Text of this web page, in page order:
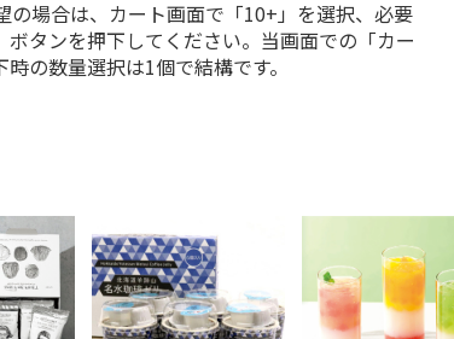
場合は、カート画面で「10+」を選択、必要
タンを押下してください。当画面での「カー
の数量選択は1個で結構です。